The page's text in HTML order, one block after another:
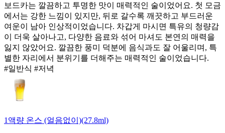
보드카는 깔끔하고 투명한 맛이 매력적인 술이었어요. 첫 모금
에서는 강한 느낌이 있지만, 뒤로 갈수록 깨끗하고 부드러운
여운이 남아 인상적이었습니다. 차갑게 마시면 특유의 청량감
이 더욱 살아나고, 다양한 음료와 섞어 마셔도 본연의 매력을
잃지 않았어요. 깔끔한 풍미 덕분에 음식과도 잘 어울리며, 특
별한 자리에서 분위기를 더해주는 매력적인 술이었습니다.
#일반식 #저녁
1액량 온스 (얼음없이)(27.8ml)